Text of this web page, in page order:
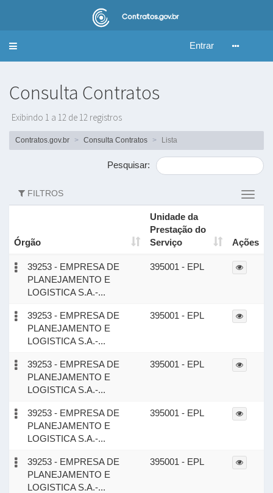
Alternar
Entrar
Consulta Contratos
Exibindo 1 a 12 de 12 registros
Contratos.gov.br Consulta Contratos Lista
Pesquisar:
filtros
FILTROS
Órgão
Unidade da
Prestação do
Serviço
Ações
39253 - EMPRESA DE
PLANEJAMENTO E
LOGISTICA S.A.-...
395001 - EPL
39253 - EMPRESA DE
PLANEJAMENTO E
LOGISTICA S.A.-...
395001 - EPL
39253 - EMPRESA DE
PLANEJAMENTO E
LOGISTICA S.A.-...
395001 - EPL
39253 - EMPRESA DE
PLANEJAMENTO E
LOGISTICA S.A.-...
395001 - EPL
39253 - EMPRESA DE
PLANEJAMENTO E
LOGISTICA S.A.-...
395001 - EPL